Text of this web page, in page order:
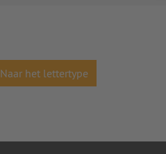
Naar het lettertype